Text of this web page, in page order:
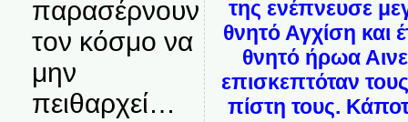
παρασέρνουν
τον κόσμο να
μην
πειθαρχεί…
της ενέπνευσε
θνητό Αγχίση και
θνητό ήρωα
επισκεπτόταν
πίστη τους.